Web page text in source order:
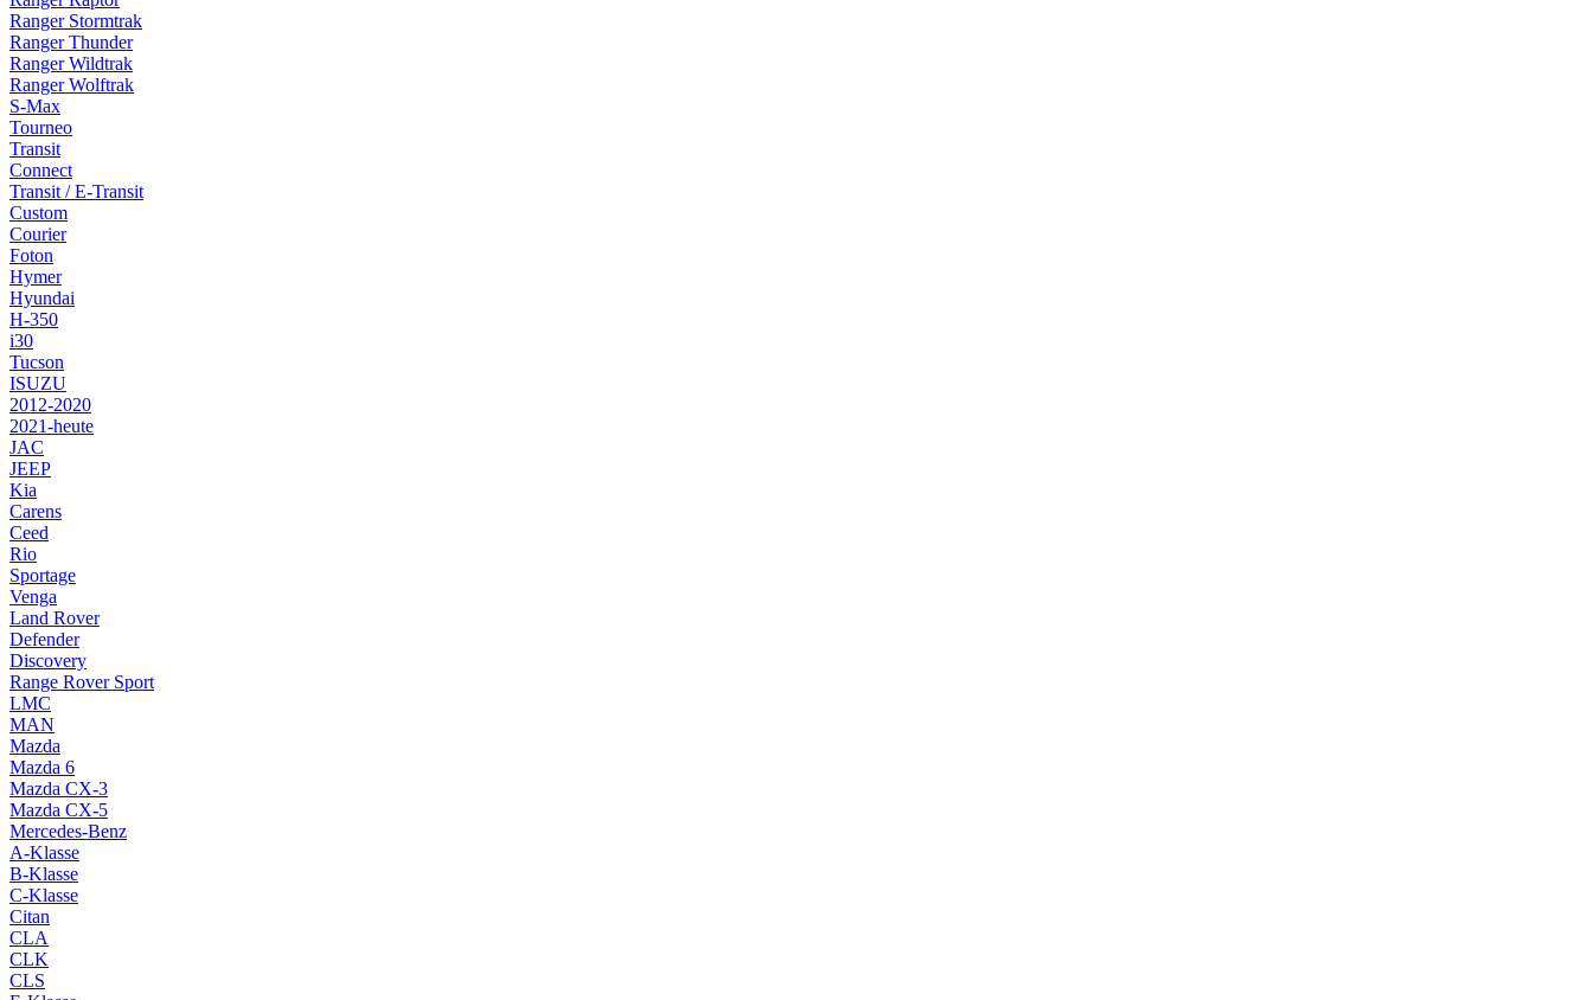
Ranger Stormtrak
Ranger Thunder
Ranger Wildtrak
Ranger Wolftrak
S-Max
Tourneo
Transit
Connect
Transit / E-Transit
Custom
Courier
Foton
Hymer
Hyundai
H-350
i30
Tucson
ISUZU
2012-2020
2021-heute
JAC
JEEP
Kia
Carens
Ceed
Rio
Sportage
Venga
Land Rover
Defender
Discovery
Range Rover Sport
LMC
MAN
Mazda
Mazda 6
Mazda CX-3
Mazda CX-5
Mercedes-Benz
A-Klasse
B-Klasse
C-Klasse
Citan
CLA
CLK
CLS